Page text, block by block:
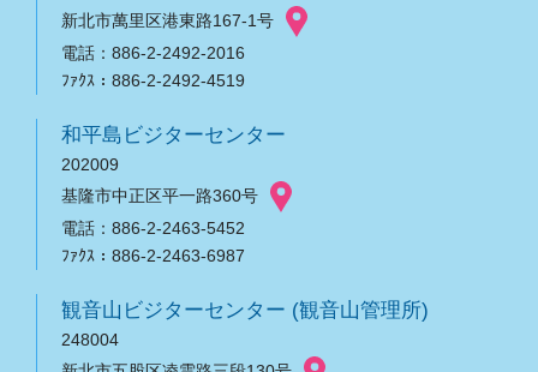
新北市萬里区港東路167-1号
電話：886-2-2492-2016
ﾌｧｸｽ：886-2-2492-4519
和平島ビジターセンター
202009
基隆市中正区平一路360号
電話：886-2-2463-5452
ﾌｧｸｽ：886-2-2463-6987
観音山ビジターセンター (観音山管理所)
248004